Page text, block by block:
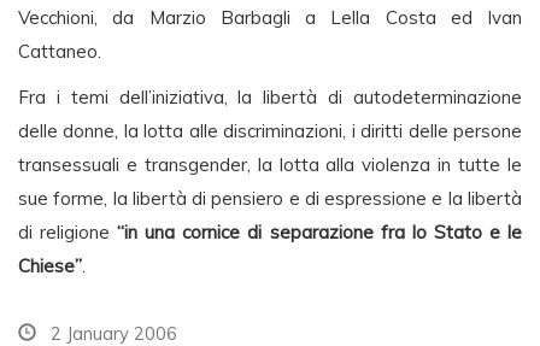
Vecchioni, da Marzio Barbagli a Lella Costa ed Ivan
Cattaneo.
Fra i temi dell’iniziativa, la libertà di autodeterminazione
delle donne, la lotta alle discriminazioni, i diritti delle persone
transessuali e transgender, la lotta alla violenza in tutte le
sue forme, la libertà di pensiero e di espressione e la libertà
di religione“in una cornice di separazione fra lo Stato e le
Chiese”.
2 January 2006